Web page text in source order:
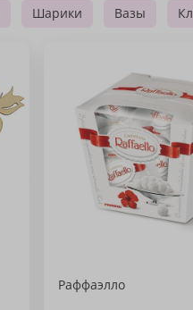
Шарики Вазы
Раффаэлло